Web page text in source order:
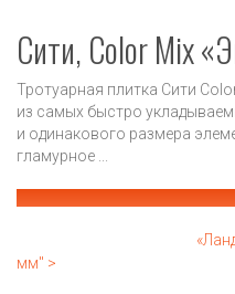
Сити, Color Mix
Тротуарная плитка Сити
из самых быстро
и одинакового размера
гламурное ...
мм" >